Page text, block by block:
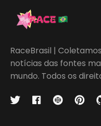
RaceBrasil |
notícias das fontes
mundo. Todos os